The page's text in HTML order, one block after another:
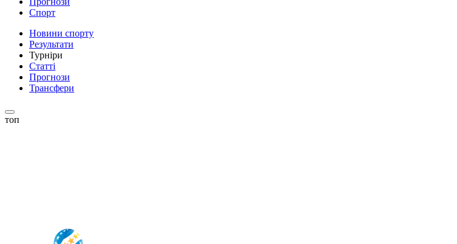
Спорт
Новини спорту
Результати
Турніри
Статті
Прогнози
Трансфери
топ